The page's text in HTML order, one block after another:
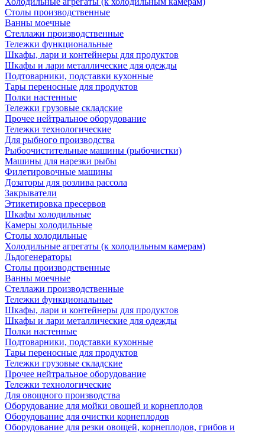
Столы производственные
Ванны моечные
Стеллажи производственные
Тележки функциональные
Шкафы, лари и контейнеры для продуктов
Шкафы и лари металлические для одежды
Подтоварники, подставки кухонные
Тары переносные для продуктов
Полки настенные
Тележки грузовые складские
Прочее нейтральное оборудование
Тележки технологические
Для рыбного производства
Рыбоочистительные машины (рыбочистки)
Машины для нарезки рыбы
Филетировочные машины
Дозаторы для розлива рассола
Закрыватели
Этикетировка пресервов
Шкафы холодильные
Камеры холодильные
Столы холодильные
Холодильные агрегаты (к холодильным камерам)
Льдогенераторы
Столы производственные
Ванны моечные
Стеллажи производственные
Тележки функциональные
Шкафы, лари и контейнеры для продуктов
Шкафы и лари металлические для одежды
Полки настенные
Подтоварники, подставки кухонные
Тары переносные для продуктов
Тележки грузовые складские
Прочее нейтральное оборудование
Тележки технологические
Для овощного производства
Оборудование для мойки овощей и корнеплодов
Оборудование для очистки корнеплодов
Оборудование для резки овощей, корнеплодов, грибов и